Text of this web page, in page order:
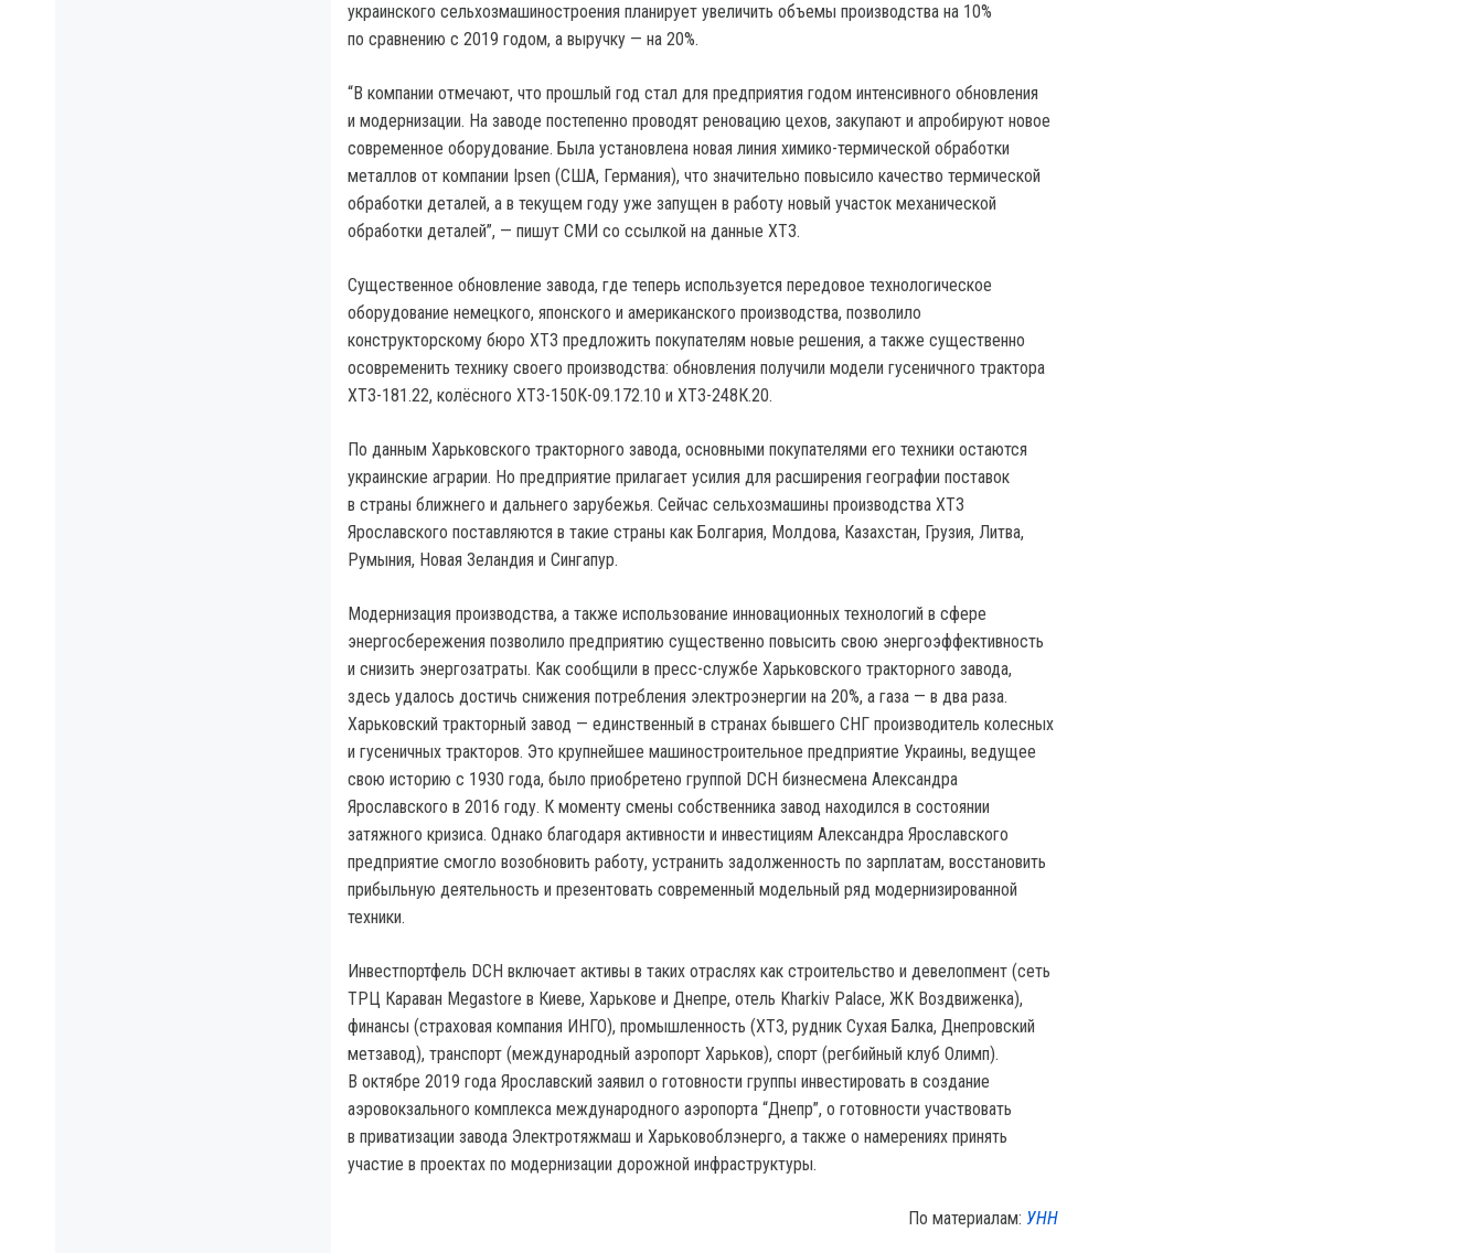
украинского сельхозмашиностроения планирует увеличить объемы производства на 10%
по сравнению с 2019 годом, а выручку — на 20%.
“В компании отмечают, что прошлый год стал для предприятия годом интенсивного обновления
и модернизации. На заводе постепенно проводят реновацию цехов, закупают и апробируют новое
современное оборудование. Была установлена новая линия химико-термической обработки
металлов от компании Ipsen (США, Германия), что значительно повысило качество термической
обработки деталей, а в текущем году уже запущен в работу новый участок механической
обработки деталей”, — пишут СМИ со ссылкой на данные ХТЗ.
Существенное обновление завода, где теперь используется передовое технологическое
оборудование немецкого, японского и американского производства, позволило
конструкторскому бюро ХТЗ предложить покупателям новые решения, а также существенно
осовременить технику своего производства: обновления получили модели гусеничного трактора
ХТЗ-181.22, колёсного ХТЗ-150К-09.172.10 и ХТЗ-248К.20.
По данным Харьковского тракторного завода, основными покупателями его техники остаются
украинские аграрии. Но предприятие прилагает усилия для расширения географии поставок
в страны ближнего и дальнего зарубежья. Сейчас сельхозмашины производства ХТЗ
Ярославского поставляются в такие страны как Болгария, Молдова, Казахстан, Грузия, Литва,
Румыния, Новая Зеландия и Сингапур.
Модернизация производства, а также использование инновационных технологий в сфере
энергосбережения позволило предприятию существенно повысить свою энергоэффективность
и снизить энергозатраты. Как сообщили в пресс-службе Харьковского тракторного завода,
здесь удалось достичь снижения потребления электроэнергии на 20%, а газа — в два раза.
Харьковский тракторный завод — единственный в странах бывшего СНГ производитель колесных
и гусеничных тракторов. Это крупнейшее машиностроительное предприятие Украины, ведущее
свою историю с 1930 года, было приобретено группой DCH бизнесмена Александра
Ярославского в 2016 году. К моменту смены собственника завод находился в состоянии
затяжного кризиса. Однако благодаря активности и инвестициям Александра Ярославского
предприятие смогло возобновить работу, устранить задолженность по зарплатам, восстановить
прибыльную деятельность и презентовать современный модельный ряд модернизированной
техники.
Инвестпортфель DCH включает активы в таких отраслях как строительство и девелопмент (сеть
ТРЦ Караван Megastorе в Киеве, Харькове и Днепре, отель Kharkiv Palace, ЖК Воздвиженка),
финансы (страховая компания ИНГО), промышленность (ХТЗ, рудник Сухая Балка, Днепровский
метзавод), транспорт (международный аэропорт Харьков), спорт (регбийный клуб Олимп).
В октябре 2019 года Ярославский заявил о готовности группы инвестировать в создание
аэровокзального комплекса международного аэропорта “Днепр”, о готовности участвовать
в приватизации завода Электротяжмаш и Харьковоблэнерго, а также о намерениях принять
участие в проектах по модернизации дорожной инфраструктуры.
По материалам: УНН